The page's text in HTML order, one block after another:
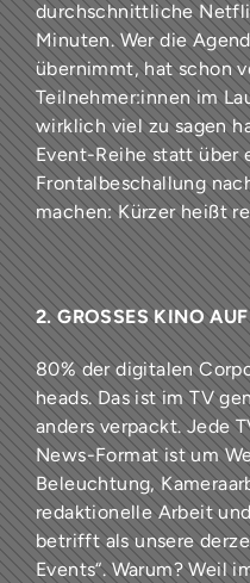
durchschnittliche
Minuten. Wer die
übernimmt, hat schon
Teilnehmer:innen im
wirklich viel zu sagen
Event-Reihe statt über
Frontalbeschallung
machen: Kürzer heißt
2. GROSSES KINO
80% der digitalen
heads. Das ist im TV
anders verpackt. Jede
News-Format ist um
Beleuchtung,
redaktionelle Arbeit
betrifft als unsere
Events“. Warum? Weil